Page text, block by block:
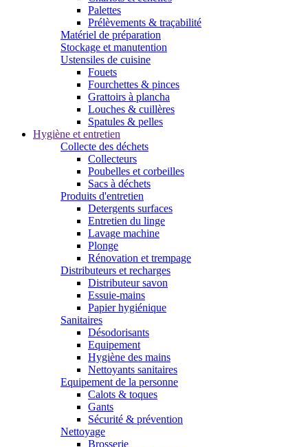
Palettes
Prélèvements & traçabilité
Matériel de préparation
Stockage et manutention
Ustensiles de cuisine
Fouets
Fourchettes & pinces
Grattoirs à plancha
Louches & cuillères
Spatules & pelles
Hygiène et entretien
Collecte des déchets
Collecteurs
Poubelles et corbeilles
Sacs à déchets
Produits d'entretien
Detergents surfaces
Entretien du linge
Lavage machine
Plonge
Rénovation et trempage
Distributeurs et recharges
Distributeur savon
Essuie-mains
Papier hygiénique
Sanitaires
Désodorisants
Equipement
Hygiène des mains
Nettoyants sanitaires
Equipement de la personne
Calots & toques
Gants
Sécurité & prévention
Nettoyage
Brosserie